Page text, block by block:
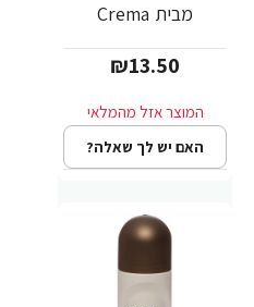
מבית Crema
₪13.50
האם יש לך שאלה?